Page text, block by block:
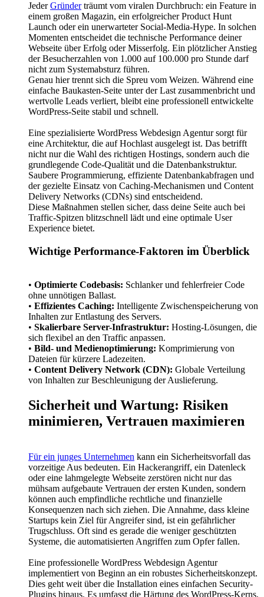
JederGründerträumt vom viralen Durchbruch: ein Feature in
einem großen Magazin, ein erfolgreicher Product Hunt
Launch oder ein unerwarteter Social-Media-Hype. In solchen
Momenten entscheidet die technische Performance deiner
Webseite über Erfolg oder Misserfolg. Ein plötzlicher Anstieg
der Besucherzahlen von 1.000 auf 100.000 pro Stunde darf
nicht zum Systemabsturz führen.
Genau hier trennt sich die Spreu vom Weizen. Während eine
einfache Baukasten-Seite unter der Last zusammenbricht und
wertvolle Leads verliert, bleibt eine professionell entwickelte
WordPress-Seite stabil und schnell.
Eine spezialisierte WordPress Webdesign Agentur sorgt für
eine Architektur, die auf Hochlast ausgelegt ist. Das betrifft
nicht nur die Wahl des richtigen Hostings, sondern auch die
grundlegende Code-Qualität und die Datenbankstruktur.
Saubere Programmierung, effiziente Datenbankabfragen und
der gezielte Einsatz von Caching-Mechanismen und Content
Delivery Networks (CDNs) sind entscheidend.
Diese Maßnahmen stellen sicher, dass deine Seite auch bei
Traffic-Spitzen blitzschnell lädt und eine optimale User
Experience bietet.
Wichtige Performance-Faktoren im Überblick
• Optimierte Codebasis: Schlanker und fehlerfreier Code
ohne unnötigen Ballast.
• Effizientes Caching: Intelligente Zwischenspeicherung von
Inhalten zur Entlastung des Servers.
• Skalierbare Server-Infrastruktur: Hosting-Lösungen, die
sich flexibel an den Traffic anpassen.
• Bild- und Medienoptimierung: Komprimierung von
Dateien für kürzere Ladezeiten.
• Content Delivery Network (CDN): Globale Verteilung
von Inhalten zur Beschleunigung der Auslieferung.
Sicherheit und Wartung: Risiken
minimieren, Vertrauen maximieren
Für ein junges Unternehmen kann ein Sicherheitsvorfall das
vorzeitige Aus bedeuten. Ein Hackerangriff, ein Datenleck
oder eine lahmgelegte Webseite zerstören nicht nur das
mühsam aufgebaute Vertrauen der ersten Kunden, sondern
können auch empfindliche rechtliche und finanzielle
Konsequenzen nach sich ziehen. Die Annahme, dass kleine
Startups kein Ziel für Angreifer sind, ist ein gefährlicher
Trugschluss. Oft sind es gerade die weniger geschützten
Systeme, die automatisierten Angriffen zum Opfer fallen.
Eine professionelle WordPress Webdesign Agentur
implementiert von Beginn an ein robustes Sicherheitskonzept.
Dies geht weit über die Installation eines einfachen Security-
Plugins hinaus. Es umfasst die Härtung des WordPress-Kerns,